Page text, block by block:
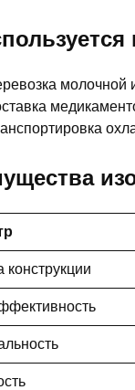
молочной
конструкции